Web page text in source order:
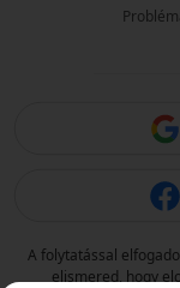
A folytatással
elismered, hogy